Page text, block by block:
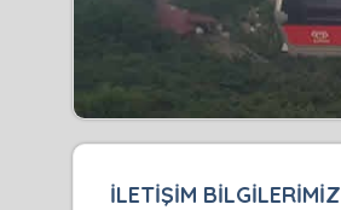
İLETİŞİM BİLGİLERİMİZ